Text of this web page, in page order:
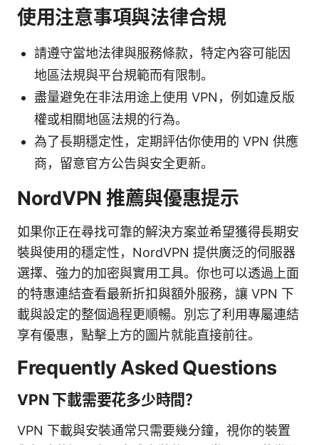
使用注意事項與法律合規
請遵守當地法律與服務條款，特定內容可能因
地區法規與平台規範而有限制。
盡量避免在非法用途上使用 VPN，例如違反版
權或相關地區法規的行為。
為了長期穩定性，定期評估你使用的 VPN 供應
商，留意官方公告與安全更新。
NordVPN 推薦與優惠提示
如果你正在尋找可靠的解決方案並希望獲得長期安
裝與使用的穩定性，NordVPN 提供廣泛的伺服器
選擇、強力的加密與實用工具。你也可以透過上面
的特惠連結查看最新折扣與額外服務，讓 VPN 下
載與設定的整個過程更順暢。別忘了利用專屬連結
享有優惠，點擊上方的圖片就能直接前往。
Frequently Asked Questions
VPN 下載需要花多少時間？
VPN 下載與安裝通常只需要幾分鐘，視你的裝置